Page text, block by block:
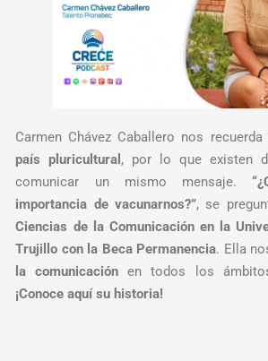
Carmen Chávez Caballero nos recuerda
país pluricultural , por lo que existen
comunicar un mismo mensaje.
importancia de vacunarnos?”, se
Ciencias de la Comunicación en la
Trujillo con la Beca Permanencia. Ella
la comunicación en todos los
¡Conoce aquí su historia!